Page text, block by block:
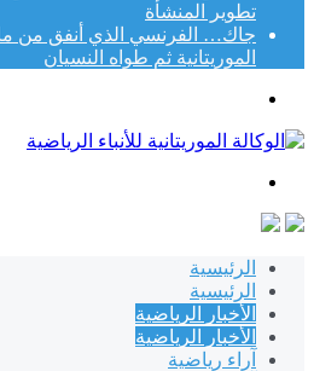
تطوير المنشأة
جاك… الفرنسي الذي أنفق من
الموريتانية ثم طواه النسيان
الرئيسية
الرئيسية
الأخبار الرياضية
الأخبار الرياضية
آراء رياضية